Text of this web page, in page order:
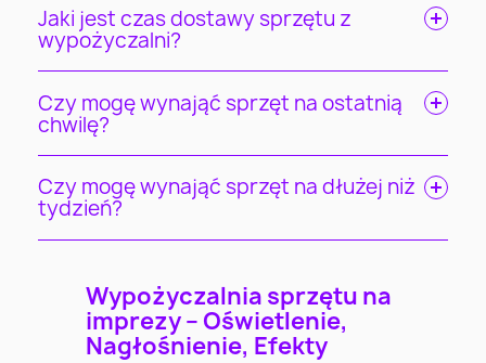
Jaki jest czas dostawy sprzętu z
wypożyczalni?
Czy mogę wynająć sprzęt na ostatnią
chwilę?
Czy mogę wynająć sprzęt na dłużej niż
tydzień?
Wypożyczalnia sprzętu na
imprezy – Oświetlenie,
Nagłośnienie, Efekty